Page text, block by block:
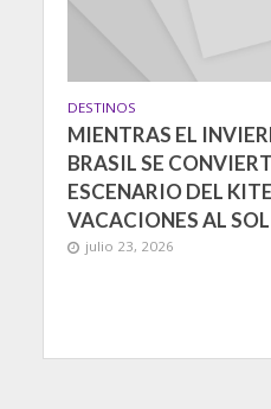
DESTINOS
MIENTRAS EL
BRASIL SE
ESCENARIO DEL
VACACIONES AL SOL
julio 23, 2026